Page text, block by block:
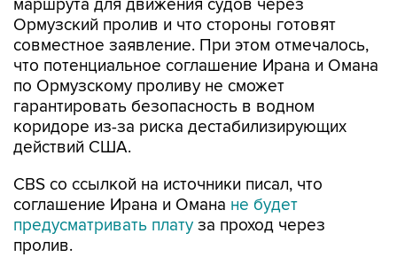
маршрута для движения судов через
Ормузский пролив и что стороны готовят
совместное заявление. При этом отмечалось,
что потенциальное соглашение Ирана и Омана
по Ормузскому проливу не сможет
гарантировать безопасность в водном
коридоре из-за риска дестабилизирующих
действий США.
CBS со ссылкой на источники писал, что
соглашение Ирана и Омана не будет
предусматривать плату за проход через
пролив.